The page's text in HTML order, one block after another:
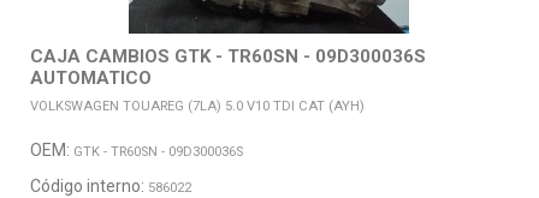
CAJA CAMBIOS GTK - TR60SN - 09D300036S
AUTOMATICO
VOLKSWAGEN TOUAREG (7LA) 5.0 V10 TDI CAT (AYH)
OEM: GTK - TR60SN - 09D300036S
Código interno: 586022